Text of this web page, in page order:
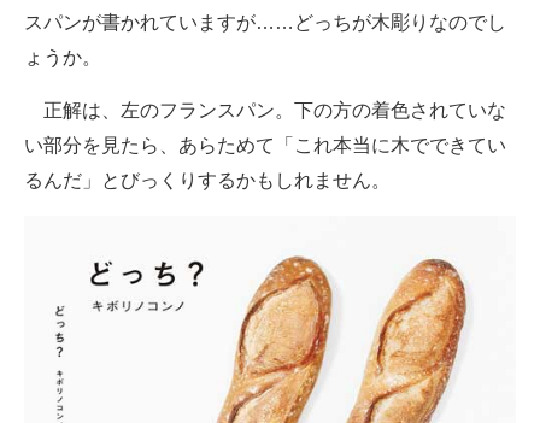
スパンが書かれていますが……どっちが木彫りなのでし
ょうか。
正解は、左のフランスパン。下の方の着色されていな
い部分を見たら、あらためて「これ本当に木でできてい
るんだ」とびっくりするかもしれません。